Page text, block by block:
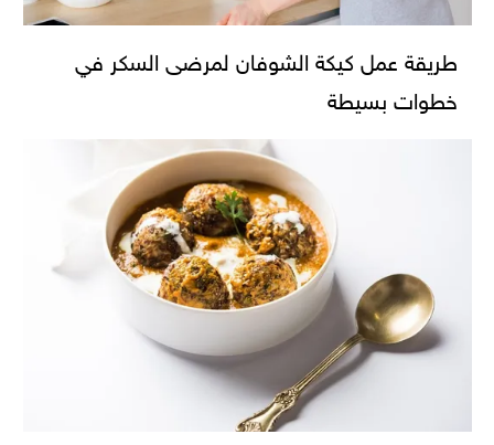
طريقة عمل كيكة الشوفان لمرضى السكر في
خطوات بسيطة